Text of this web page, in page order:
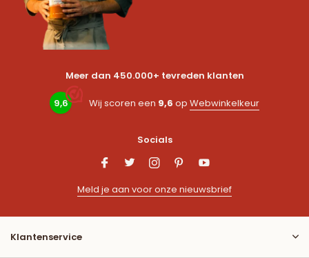
Meer dan 450.000+ tevreden klanten
9,6 Wij scoren een 9,6 op Webwinkelkeur
Socials
Meld je aan voor onze nieuwsbrief
Klantenservice